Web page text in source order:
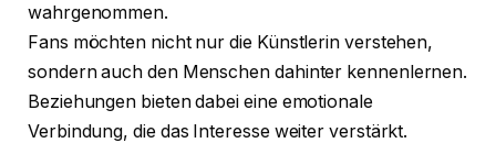
wahrgenommen.
Fans möchten nicht nur die Künstlerin verstehen,
sondern auch den Menschen dahinter kennenlernen.
Beziehungen bieten dabei eine emotionale
Verbindung, die das Interesse weiter verstärkt.